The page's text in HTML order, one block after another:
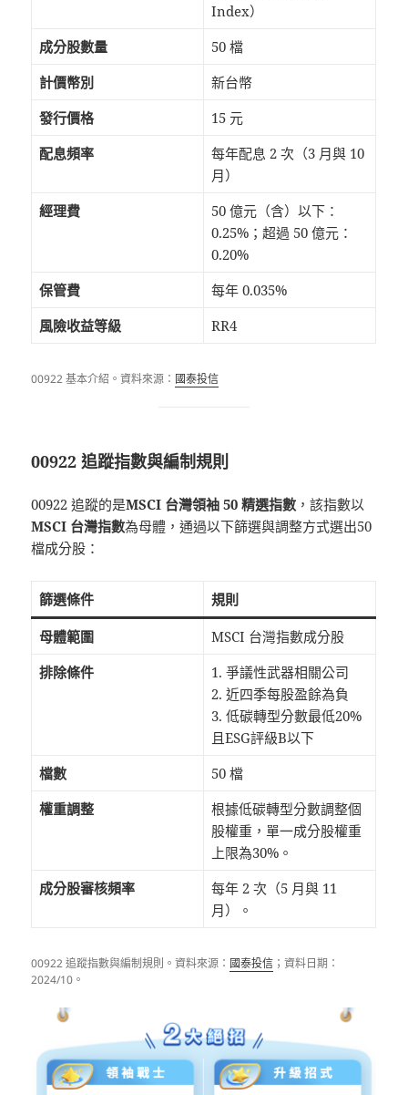
Index）
成分股數量
50 檔
計價幣別
新台幣
發行價格
15 元
配息頻率
每年配息 2 次（3 月與 10
月）
經理費
50 億元（含）以下：
0.25%；超過 50 億元：
0.20%
保管費
每年 0.035%
風險收益等級
RR4
00922 基本介紹。資料來源： 國泰投信
00922 追蹤指數與編制規則
00922 追蹤的是MSCI 台灣領袖 50 精選指數 ，該指數以
MSCI 台灣指數為母體，通過以下篩選與調整方式選出50
檔成分股：
篩選條件 規則
母體範圍
MSCI 台灣指數成分股
排除條件
1. 爭議性武器相關公司
2. 近四季每股盈餘為負
3. 低碳轉型分數最低20%
且ESG評級B以下
檔數
50 檔
權重調整
根據低碳轉型分數調整個
股權重，單一成分股權重
上限為30%。
成分股審核頻率
每年 2 次（5 月與 11
月）。
00922 追蹤指數與編制規則。資料來源： 國泰投信 ；資料日期：
2024/10。